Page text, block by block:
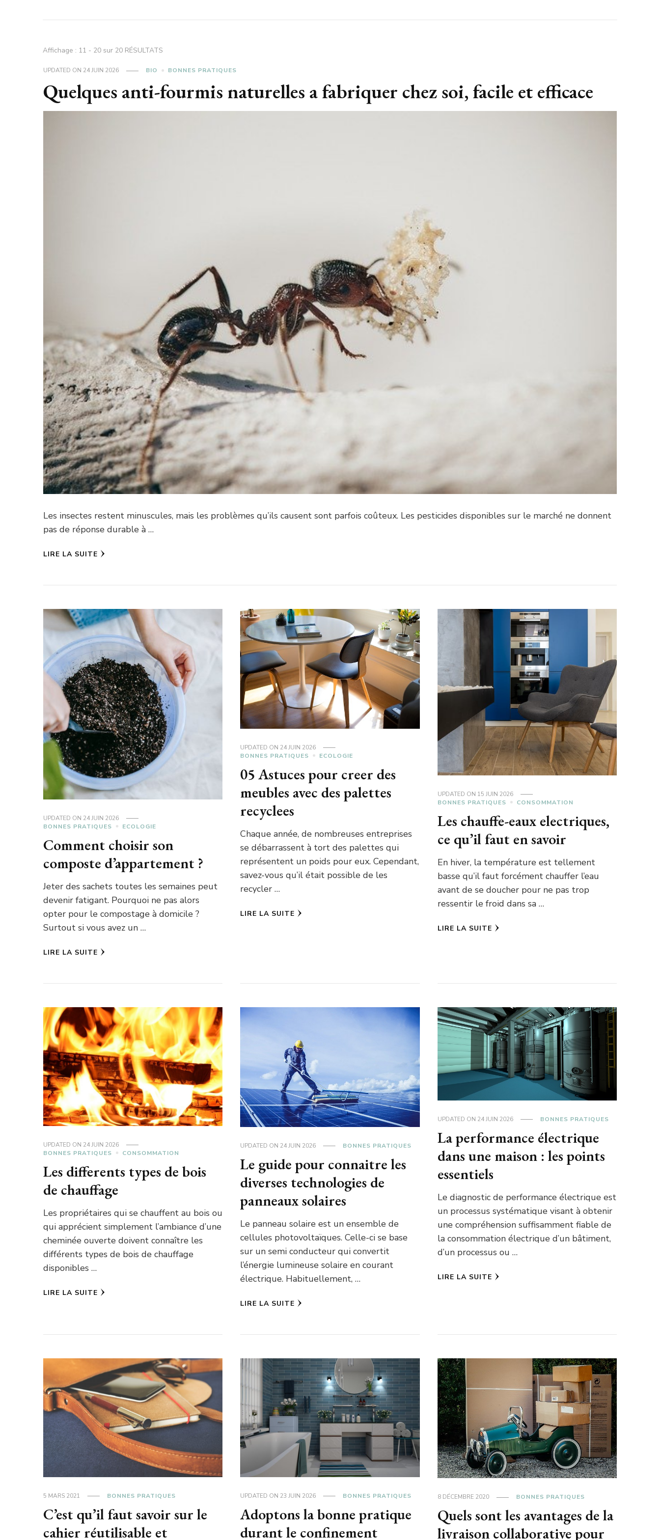
Affichage : 11 - 20 sur 20 RÉSULTATS
UPDATED ON 24 JUIN 2026 BIO BONNES PRATIQUES
Quelques anti-fourmis naturelles a fabriquer chez soi, facile et efficace
Les insectes restent minuscules, mais les problèmes qu’ils causent sont parfois coûteux. Les pesticides disponibles sur le marché ne donnent
pas de réponse durable à …
LIRE LA SUITE
UPDATED ON 24 JUIN 2026
BONNES PRATIQUES
ECOLOGIE
Comment choisir son
composte d’appartement ?
Jeter des sachets toutes les semaines peut
devenir fatigant. Pourquoi ne pas alors
opter pour le compostage à domicile ?
Surtout si vous avez un …
LIRE LA SUITE
UPDATED ON 24 JUIN 2026
BONNES PRATIQUES
ECOLOGIE
05 Astuces pour creer des
meubles avec des palettes
recyclees
Chaque année, de nombreuses entreprises
se débarrassent à tort des palettes qui
représentent un poids pour eux. Cependant,
savez-vous qu’il était possible de les
recycler …
LIRE LA SUITE
UPDATED ON 15 JUIN 2026
BONNES PRATIQUES
CONSOMMATION
Les chauffe-eaux electriques,
ce qu’il faut en savoir
En hiver, la température est tellement
basse qu’il faut forcément chauffer l’eau
avant de se doucher pour ne pas trop
ressentir le froid dans sa …
LIRE LA SUITE
UPDATED ON 24 JUIN 2026
BONNES PRATIQUES
CONSOMMATION
Les differents types de bois
de chauffage
Les propriétaires qui se chauffent au bois ou
qui apprécient simplement l’ambiance d’une
cheminée ouverte doivent connaître les
différents types de bois de chauffage
disponibles …
LIRE LA SUITE
UPDATED ON 24 JUIN 2026 BONNES PRATIQUES
Le guide pour connaitre les
diverses technologies de
panneaux solaires
Le panneau solaire est un ensemble de
cellules photovoltaïques. Celle-ci se base
sur un semi conducteur qui convertit
l’énergie lumineuse solaire en courant
électrique. Habituellement, …
LIRE LA SUITE
UPDATED ON 24 JUIN 2026 BONNES PRATIQUES
La performance électrique
dans une maison : les points
essentiels
Le diagnostic de performance électrique est
un processus systématique visant à obtenir
une compréhension suffisamment fiable de
la consommation électrique d’un bâtiment,
d’un processus ou …
LIRE LA SUITE
5 MARS 2021 BONNES PRATIQUES
C’est qu’il faut savoir sur le
cahier réutilisable et
UPDATED ON 23 JUIN 2026 BONNES PRATIQUES
Adoptons la bonne pratique
durant le confinement
8 DÉCEMBRE 2020 BONNES PRATIQUES
Quels sont les avantages de la
livraison collaborative pour